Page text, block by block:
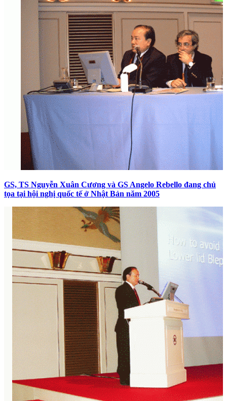
GS, TS Nguyễn Xuân Cương và GS Angelo Rebello đang chủ
tọa tại hội nghị quốc tế ở Nhật Bản năm 2005